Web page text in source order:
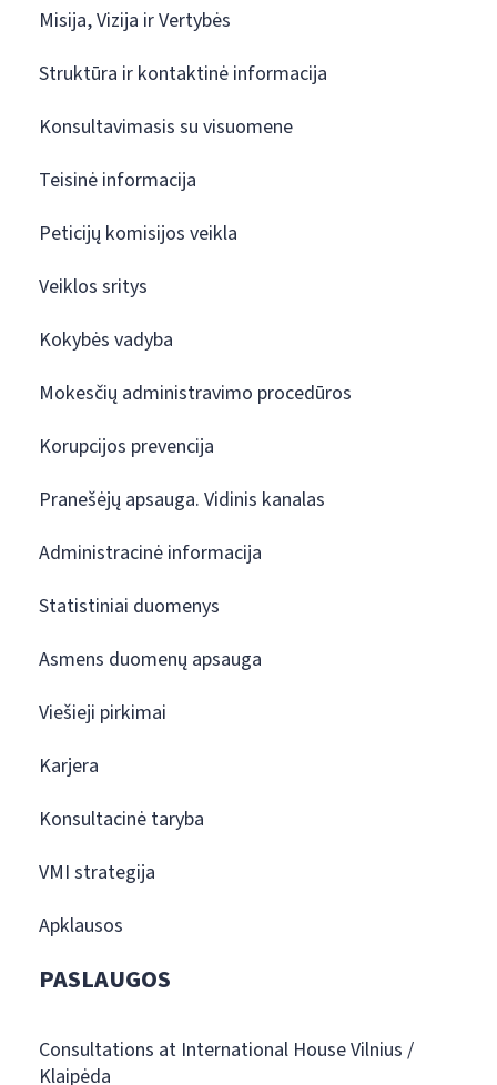
Misija, Vizija ir Vertybės
Struktūra ir kontaktinė informacija
Konsultavimasis su visuomene
Teisinė informacija
Peticijų komisijos veikla
Veiklos sritys
Kokybės vadyba
Mokesčių administravimo procedūros
Korupcijos prevencija
Pranešėjų apsauga. Vidinis kanalas
Administracinė informacija
Statistiniai duomenys
Asmens duomenų apsauga
Viešieji pirkimai
Karjera
Konsultacinė taryba
VMI strategija
Apklausos
PASLAUGOS
Consultations at International House Vilnius /
Klaipėda